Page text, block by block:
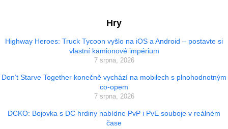
Hry
Highway Heroes: Truck Tycoon vyšlo na iOS a Android – postavte si
vlastní kamionové impérium
7 srpna, 2026
Don’t Starve Together konečně vychází na mobilech s plnohodnotným
co-opem
7 srpna, 2026
DCKO: Bojovka s DC hrdiny nabídne PvP i PvE souboje v reálném
čase